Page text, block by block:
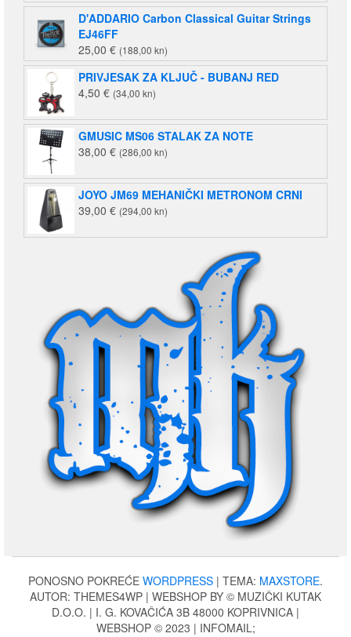
D'ADDARIO Carbon Classical Guitar Strings
EJ46FF
25,00 € (188,00 kn)
PRIVJESAK ZA KLJUČ - BUBANJ RED
4,50 € (34,00 kn)
GMUSIC MS06 STALAK ZA NOTE
38,00 € (286,00 kn)
JOYO JM69 MEHANIČKI METRONOM CRNI
39,00 € (294,00 kn)
PONOSNO POKREĆE WORDPRESS | TEMA: MAXSTORE.
AUTOR: THEMES4WP | WEBSHOP BY © MUZIČKI KUTAK
D.O.O. | I. G. KOVAČIĆA 3B 48000 KOPRIVNICA |
WEBSHOP © 2023 | INFOMAIL;